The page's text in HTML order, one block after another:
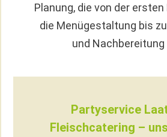
Planung, die von der
die Menügestaltung bis
und
Partyservice
Fleischcatering –